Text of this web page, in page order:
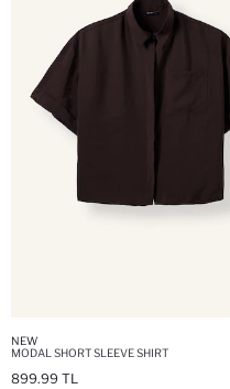
NEW
MODAL SHORT SLEEVE SHIRT
899.99 TL